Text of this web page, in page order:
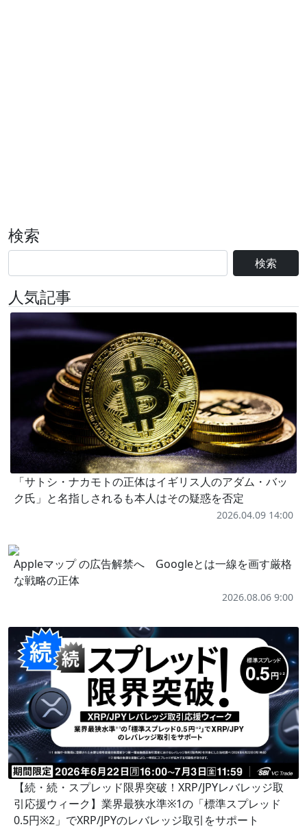
検索
検索
人気記事
「サトシ・ナカモトの正体はイギリス人のアダム・バッ
ク氏」と名指しされるも本人はその疑惑を否定
2026.04.09 14:00
Appleマップ の広告解禁へ Googleとは一線を画す厳格
な戦略の正体
2026.08.06 9:00
【続・続・スプレッド限界突破！XRP/JPYレバレッジ取
引応援ウィーク】業界最狭水準※1の「標準スプレッド
0.5円※2」でXRP/JPYのレバレッジ取引をサポート